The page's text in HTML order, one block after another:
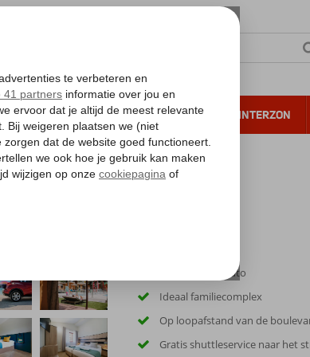
VERRE REIZEN ALL INCLUSIVE WINTERZON
Inclusief huurauto
Ideaal familiecomplex
Op loopafstand van de
Gratis shuttleservice naar het